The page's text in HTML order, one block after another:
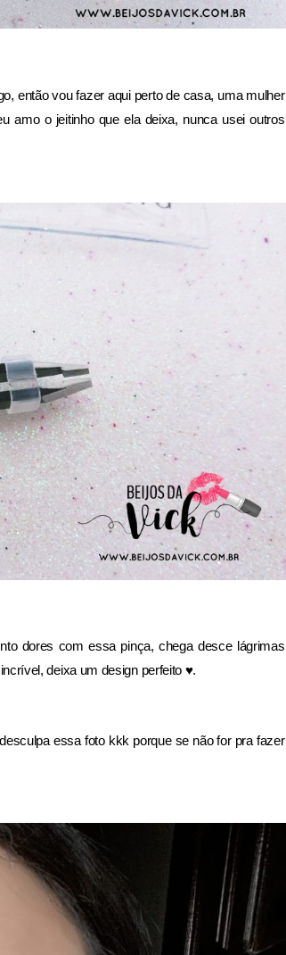
então vou fazer aqui perto de casa, uma mulher
amo o jeitinho que ela deixa, nunca usei outros
dores com essa pinça, chega desce lágrimas
deixa um design perfeito ♥.
essa foto kkk porque se não for pra fazer